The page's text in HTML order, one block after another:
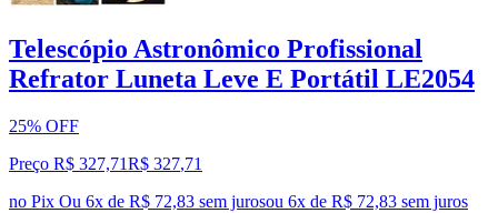
Telescópio Astronômico Profissional
Refrator Luneta Leve E Portátil LE2054
25% OFF
Preço R$ 327,71R$ 327,71
no Pix Ou 6x de R$ 72,83 sem jurosou 6x de R$ 72,83 sem juros